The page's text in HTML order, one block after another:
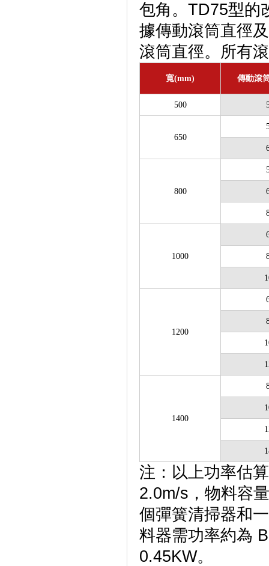
包角。TD75型的
據傳動滾筒直徑
滾筒直徑。所有
寬(mm) 傳動滾
500
650
800
1000
1200
1400
注：以上功率估
2.0m/s，物料容
個彈簧清掃器和
料器需功率約為
0.45KW。